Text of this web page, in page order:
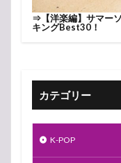
⇒ 【洋楽編】サマー
キングBest30！
カテゴリー
K-POP